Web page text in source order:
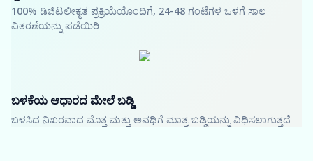
100% ಡಿಜಿಟಲೀಕೃತ ಪ್ರಕ್ರಿಯೆಯೊಂದಿಗೆ, 24-48 ಗಂಟೆಗಳ ಒಳಗೆ ಸಾಲ
ವಿತರಣೆಯನ್ನು ಪಡೆಯಿರಿ
ಬಳಕೆಯ ಆಧಾರದ ಮೇಲೆ ಬಡ್ಡಿ
ಬಳಸಿದ ನಿಖರವಾದ ಮೊತ್ತ ಮತ್ತು ಅವಧಿಗೆ ಮಾತ್ರ ಬಡ್ಡಿಯನ್ನು ವಿಧಿಸಲಾಗುತ್ತದೆ